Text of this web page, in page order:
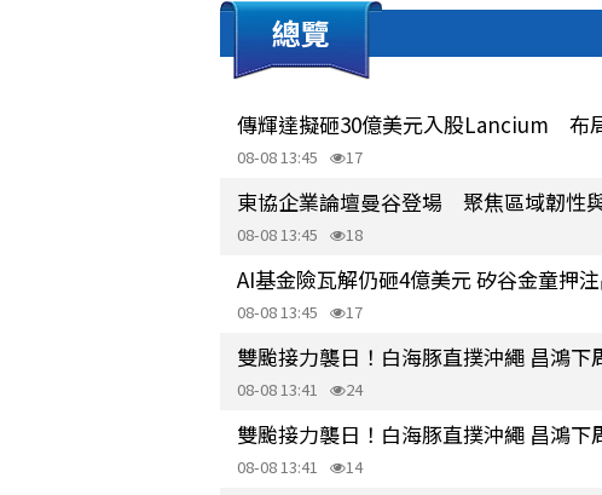
總覽
傳輝達擬砸30億美元入股Lancium 布
08-08 13:45 17
東協企業論壇曼谷登場 聚焦區域韌性
08-08 13:45 18
AI基金險瓦解仍砸4億美元 矽谷金童押
08-08 13:45 17
雙颱接力襲日！白海豚直撲沖繩 昌鴻下
08-08 13:41 24
雙颱接力襲日！白海豚直撲沖繩 昌鴻下
08-08 13:41 14